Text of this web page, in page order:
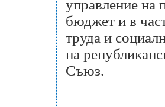
управление на
бюджет и в
труда и
на
Съюз.